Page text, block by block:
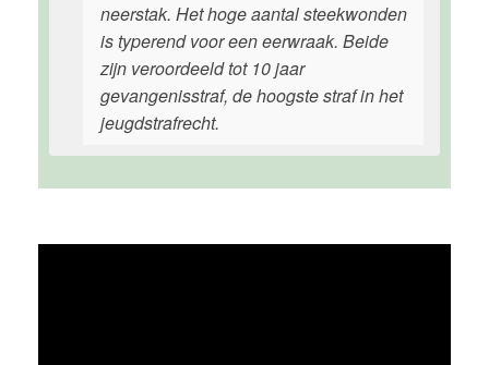
neerstak. Het hoge aantal steekwonden
is typerend voor een eerwraak. Beide
zijn veroordeeld tot 10 jaar
gevangenisstraf, de hoogste straf in het
jeugdstrafrecht.